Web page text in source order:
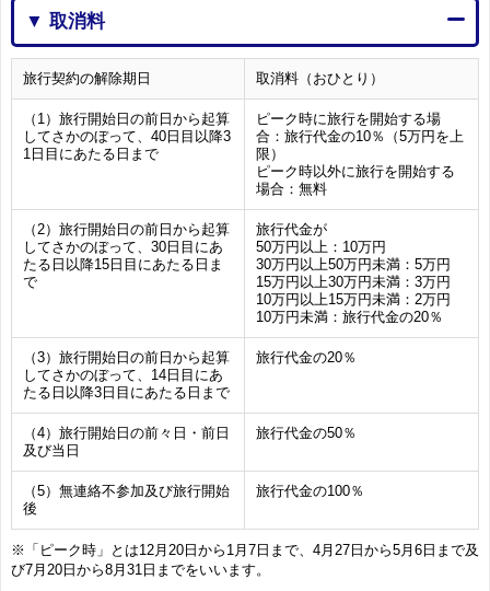
▼ 取消料
旅行契約の解除期日 取消料（おひとり）
（1）旅行開始日の前日から起算
してさかのぼって、40日目以降3
1日目にあたる日まで
ピーク時に旅行を開始する場
合：旅行代金の10％（5万円を上
限）
ピーク時以外に旅行を開始する
場合：無料
（2）旅行開始日の前日から起算
してさかのぼって、30日目にあ
たる日以降15日目にあたる日ま
で
旅行代金が
50万円以上：10万円
30万円以上50万円未満：5万円
15万円以上30万円未満：3万円
10万円以上15万円未満：2万円
10万円未満：旅行代金の20％
（3）旅行開始日の前日から起算
してさかのぼって、14日目にあ
たる日以降3日目にあたる日まで
旅行代金の20％
（4）旅行開始日の前々日・前日
及び当日
旅行代金の50％
（5）無連絡不参加及び旅行開始
後
旅行代金の100％
※「ピーク時」とは12月20日から1月7日まで、4月27日から5月6日まで及
び7月20日から8月31日までをいいます。